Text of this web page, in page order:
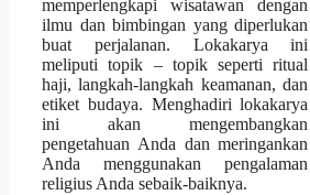
memperlengkapi wisatawan dengan
ilmu dan bimbingan yang diperlukan
buat perjalanan. Lokakarya ini
meliputi topik – topik seperti ritual
haji, langkah-langkah keamanan, dan
etiket budaya. Menghadiri lokakarya
ini akan mengembangkan
pengetahuan Anda dan meringankan
Anda menggunakan pengalaman
religius Anda sebaik-baiknya.